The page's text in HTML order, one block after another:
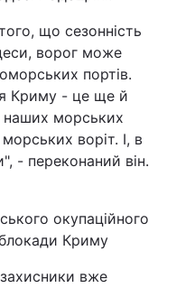
що сезонність
ворог може
портів.
Криму - це ще й
наших морських
воріт. І, в
- переконаний він.
окупаційного
блокади Криму
захисники вже